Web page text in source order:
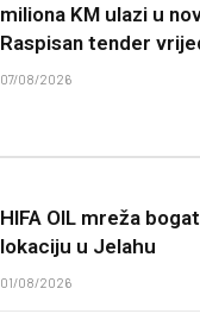
miliona KM ulazi u
Raspisan tender
07/08/2026
HIFA OIL mreža
lokaciju u Jelahu
01/08/2026